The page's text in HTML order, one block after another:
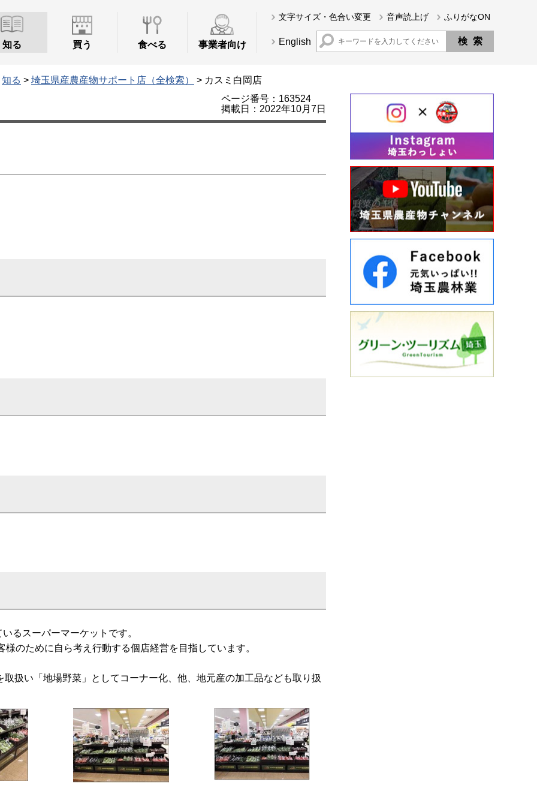
知る 買う 食べる 事業者向け
文字サイズ・色合い変更 音声読上げ ふりがなON
English
知る > 埼玉県産農産物サポート店（全検索）
> カスミ白岡店
ページ番号：163524
掲載日：2022年10月7日
るスーパーマーケットです。
のために自ら考え行動する個店経営を目指しています。
扱い「地場野菜」としてコーナー化、他、地元産の加工品なども取り扱